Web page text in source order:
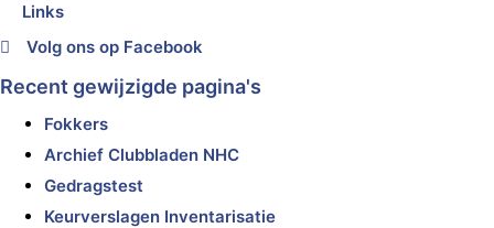
Links
Volg ons op Facebook
Recent gewijzigde pagina's
Fokkers
Archief Clubbladen NHC
Gedragstest
Keurverslagen Inventarisatie